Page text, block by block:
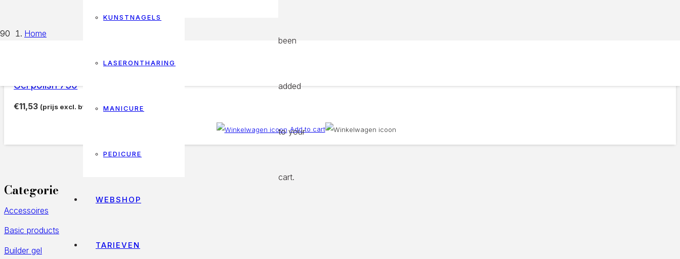
KUNSTNAGELS
LASERONTHARING
MANICURE
PEDICURE
WEBSHOP
TARIEVEN
been
added
to your
cart.
Home
Products tagged “geel zonnebloem”
geel zonnebloem
Gel polish 730
€11,53 (prijs excl. btw)
Add to cart
Categorie
Accessoires
Basic products
Builder gel